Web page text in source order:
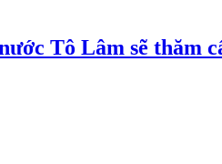
Tô Lâm sẽ thăm